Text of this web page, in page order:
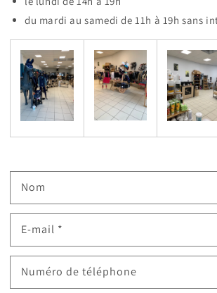
du mardi au samedi de 11h à 19h sans
Nom
E-mail *
Numéro de téléphone